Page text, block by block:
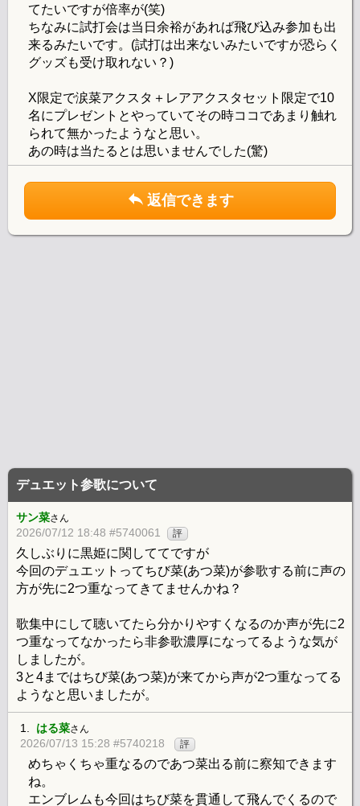
てたいですが倍率が(笑)
ちなみに試打会は当日余裕があれば飛び込み参加も出
来るみたいです。(試打は出来ないみたいですが恐らく
グッズも受け取れない？)
X限定で涙菜アクスタ＋レアアクスタセット限定で10
名にプレゼントとやっていてその時ココであまり触れ
られて無かったようなと思い。
あの時は当たるとは思いませんでした(驚)
返信できます
デュエット参歌について
サン菜さん
2026/07/12 18:48 #5740061 評
久しぶりに黒姫に関しててですが
今回のデュエットってちび菜(あつ菜)が参歌する前に声の
方が先に2つ重なってきてませんかね？
歌集中にして聴いてたら分かりやすくなるのか声が先に2
つ重なってなかったら非参歌濃厚になってるような気が
しましたが。
3と4まではちび菜(あつ菜)が来てから声が2つ重なってる
ようなと思いましたが。
1. はる菜さん
2026/07/13 15:28 #5740218 評
めちゃくちゃ重なるのであつ菜出る前に察知できます
ね。
エンブレムも今回はちび菜を貫通して飛んでくるので